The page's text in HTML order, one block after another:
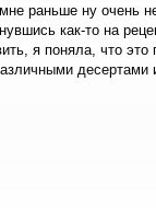
мне раньше ну очень
как-то на
я поняла, что
десертами